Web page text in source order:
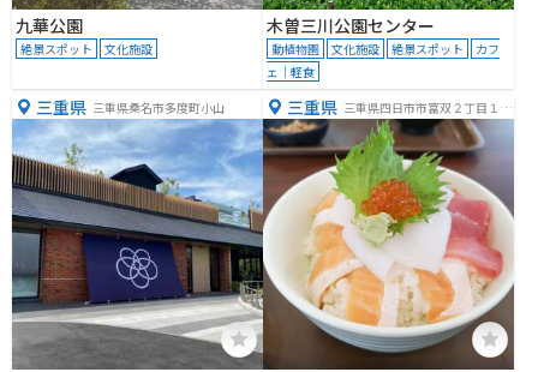
九華公園
絶景スポット 文化施設
木曽三川公園センター
動植物園 文化施設 絶景スポット
カフ
ェ｜軽食
三重県 三重県桑名市多度町小山 三重県 三重県四日市市富双２丁目１
−１５